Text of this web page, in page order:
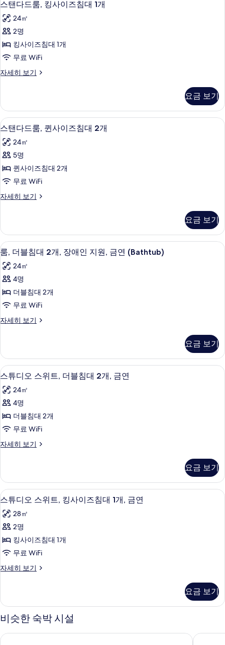
진
모
두
보
기
대
개
자
히
보
탠
다
드
룸,
사
즈
침
대
1
개
사
진
모
기
5
스탠다드룸, 킹사이즈침대 1개
24㎡
2명
킹사이즈침대 1개
무료 WiFi
자세히 보기
스
룸,
킹
사
즈
침
개
세
요금 보기
스
탠
다
드
룸,
사
즈
침
대
2
개
사
진
모
기
스탠다드룸, 퀸사이즈침대 2개 | 고급
4
스탠다드룸, 퀸사이즈침대 2개
24㎡
5명
퀸사이즈침대 2개
무료 WiFi
자세히 보기
스
룸,
퀸
사
이
즈
침
2
개
세
요금 보기
룸,
더
블
침
대
개,
애
인
지
원,
금
연
(Bathtub)
사
두
보
기
4
룸, 더블침대 2개, 장애인 지원, 금연 (Bathtub)
24㎡
4명
더블침대 2개
무료 WiFi
자세히 보기
룸,
대
개,
애
인
원,
금
(Bathtub)
보
기
요금 보기
스
튜
디
오
스
트,
블
침
대
2
개,
금
연
사
두
보
기
5
스튜디오 스위트, 더블침대 2개, 금연
24㎡
4명
더블침대 2개
무료 WiFi
자세히 보기
스
스
위
트,
블
침
2
개,
연
보
기
요금 보기
스
튜
디
오
스
트,
사
이
즈
침
스튜디오 스위트, 킹사이즈침대 1개,
6
스튜디오 스위트, 킹사이즈침대 1개, 금연
28㎡
2명
킹사이즈침대 1개
무료 WiFi
자세히 보기
스
스
위
트,
사
요금 보기
비슷한 숙박 시설
퀄리티 인 & 스위트 뉴하트퍼드 - 유티카 버스톤